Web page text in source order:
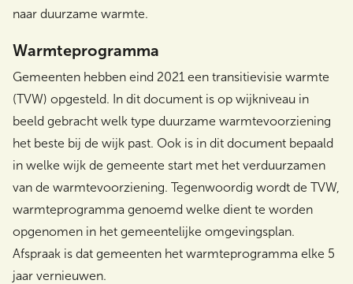
naar duurzame warmte.
Warmteprogramma
Gemeenten hebben eind 2021 een transitievisie warmte
(TVW) opgesteld. In dit document is op wijkniveau in
beeld gebracht welk type duurzame warmtevoorziening
het beste bij de wijk past. Ook is in dit document bepaald
in welke wijk de gemeente start met het verduurzamen
van de warmtevoorziening. Tegenwoordig wordt de TVW,
warmteprogramma genoemd welke dient te worden
opgenomen in het gemeentelijke omgevingsplan.
Afspraak is dat gemeenten het warmteprogramma elke 5
jaar vernieuwen.